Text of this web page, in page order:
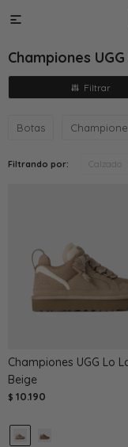

Championes
Botas
Filtrando por: Calzado
Championes UGG Lo
Beige
$ 10.190